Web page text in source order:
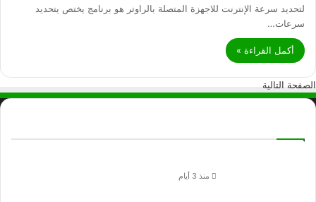
لتحديد سرعة الإنترنت للاجهزة المتصلة بالراوتر هو برنامج يختص يتحديد
سرعات…
أكمل القراءة »
الصفحة التالية
منذ 3 أيام